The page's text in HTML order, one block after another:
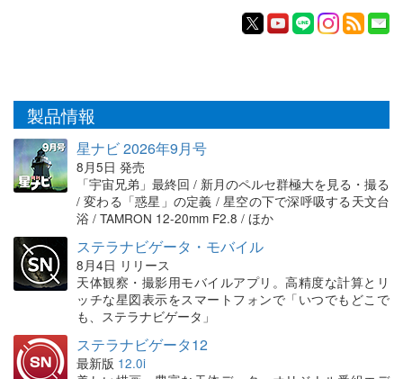
製品情報
星ナビ 2026年9月号
8月5日 発売
「宇宙兄弟」最終回 / 新月のペルセ群極大を見る・撮る
/ 変わる「惑星」の定義 / 星空の下で深呼吸する天文台
浴 / TAMRON 12-20mm F2.8 / ほか
ステラナビゲータ・モバイル
8月4日 リリース
天体観察・撮影用モバイルアプリ。高精度な計算とリ
ッチな星図表示をスマートフォンで「いつでもどこで
も、ステラナビゲータ」
ステラナビゲータ12
最新版 12.0i